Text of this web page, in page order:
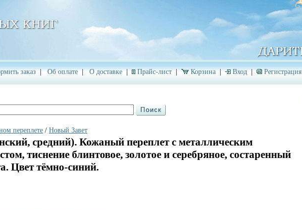
заказ | Об оплате | О доставке | Прайс-лист | Корзина | Вход | Регистрация
переплете / Новый Завет
средний). Кожаный переплет с металлическим
тиснение блинтовое, золотое и серебряное, состаренный
Цвет тёмно-синий.